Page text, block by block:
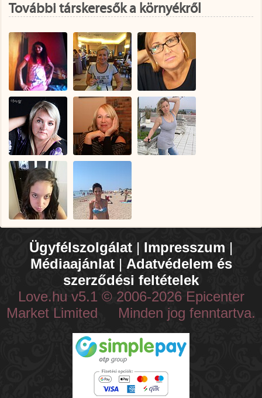
További társkeresők a környékről
Ügyfélszolgálat | Impresszum |
Médiaajánlat| Adatvédelem és
szerződési feltételek
Love.hu v5.1 © 2006-2026 Epicenter
Market Limited Minden jog fenntartva.